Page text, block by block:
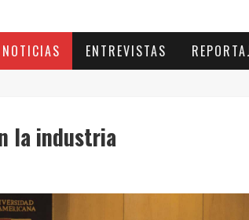
NOTICIAS ENTREVISTAS
la industria